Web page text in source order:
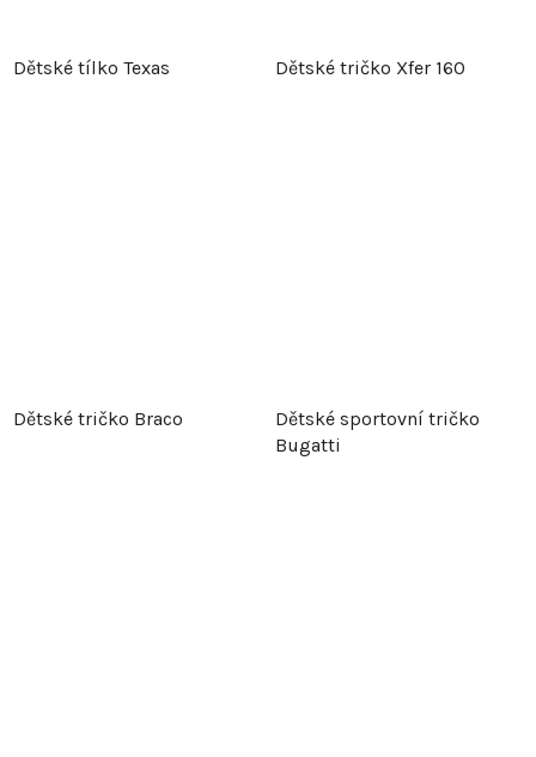
Dětské tílko Texas Dětské tričko Xfer 160
Dětské tričko Braco
Dětské sportovní tričko
Bugatti